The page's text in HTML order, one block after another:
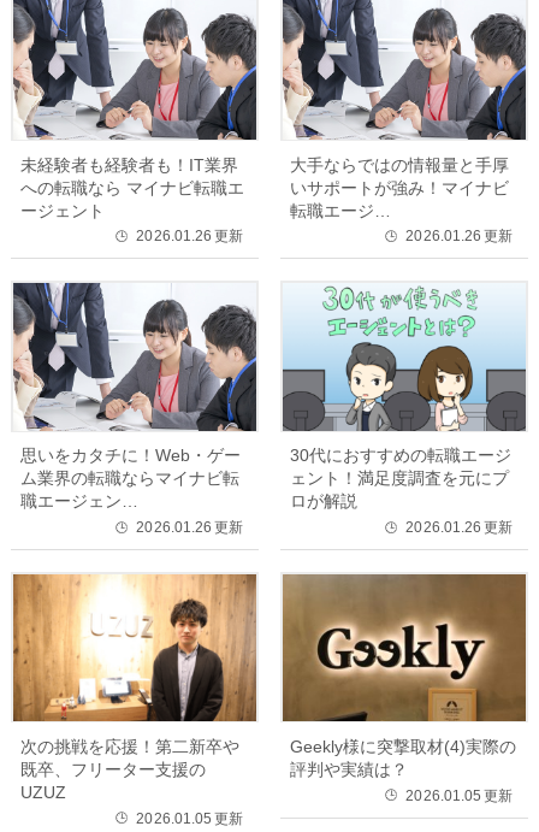
未経験者も経験者も！IT業界
への転職なら マイナビ転職エ
ージェント
🕒 2026.01.26 更新
大手ならではの情報量と手厚
いサポートが強み！マイナビ
転職エージ…
🕒 2026.01.26 更新
思いをカタチに！Web・ゲー
ム業界の転職ならマイナビ転
職エージェン…
🕒 2026.01.26 更新
30代におすすめの転職エージ
ェント！満足度調査を元にプ
ロが解説
🕒 2026.01.26 更新
次の挑戦を応援！第二新卒や
既卒、フリーター支援の
UZUZ
🕒 2026.01.05 更新
Geekly様に突撃取材(4)実際の
評判や実績は？
🕒 2026.01.05 更新